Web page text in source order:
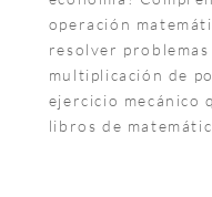
operación
resolver problemas
multiplicación de
ejercicio mecánico
libros de